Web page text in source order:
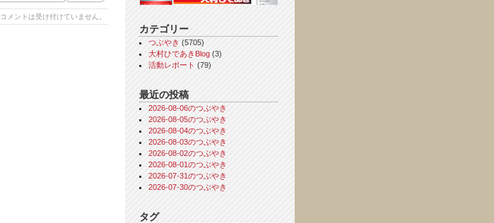
コメントは受け付けていません。
カテゴリー
つぶやき (5705)
大村ひであきBlog (3)
活動レポート (79)
最近の投稿
2026-08-06のつぶやき
2026-08-05のつぶやき
2026-08-04のつぶやき
2026-08-03のつぶやき
2026-08-02のつぶやき
2026-08-01のつぶやき
2026-07-31のつぶやき
2026-07-30のつぶやき
タグ